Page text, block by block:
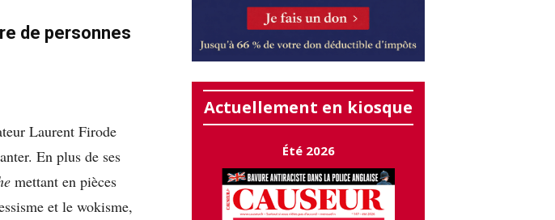
de personnes
Laurent Firode
En plus de ses
mettant en pièces
et le wokisme,
Actuellement en kiosque
Été 2026